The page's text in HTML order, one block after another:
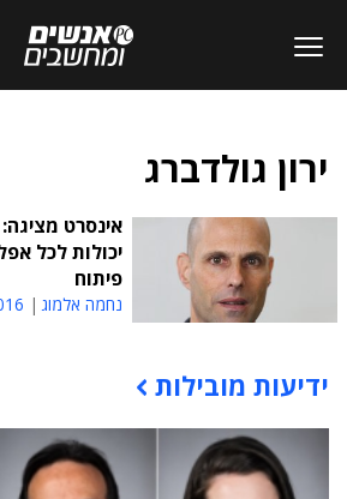
ירון גולדברג
אינסרט
יכולות לכל
פיתוח
נחמה אלמוג
תוכן פרסומי
ידיעות מובילות